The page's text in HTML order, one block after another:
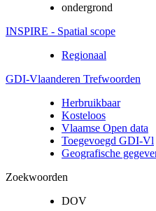
ondergrond
INSPIRE - Spatial scope
Regionaal
GDI-Vlaanderen Trefwoorden
Herbruikbaar
Kosteloos
Vlaamse Open data
Toegevoegd GDI-Vl
Geografische
Zoekwoorden
DOV